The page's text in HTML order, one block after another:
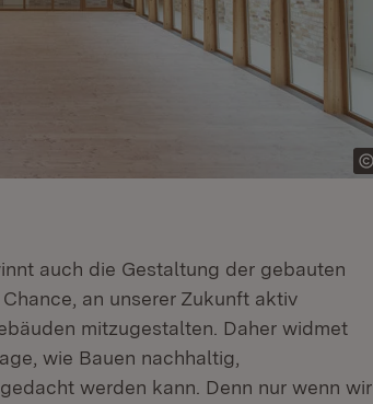
auch die Gestaltung der gebauten
an unserer Zukunft aktiv
mitzugestalten. Daher widmet
wie Bauen nachhaltig,
werden kann. Denn nur wenn wir